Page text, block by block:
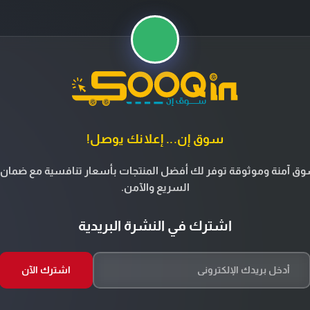
سوق إن... إعلانك يوصل!
آمنة وموثوقة توفر لك أفضل المنتجات بأسعار تنافسية مع ضمان
السريع والآمن.
اشترك في النشرة البريدية
اشترك الآن